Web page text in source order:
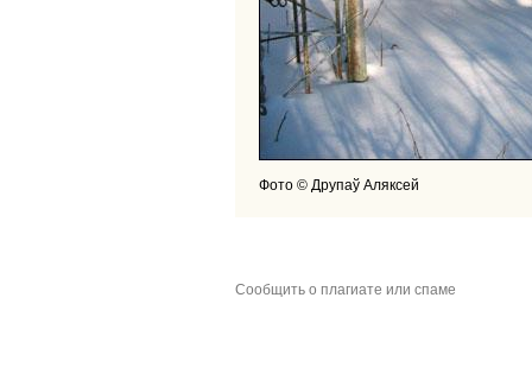
Фото © Друпаў Аляксей
Сообщить о плагиате или спаме